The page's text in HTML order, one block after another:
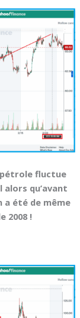
pétrole fluctue
qu’avant
a été de même
2008 !